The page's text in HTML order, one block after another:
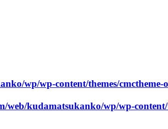
wp/wp-content/themes/cmctheme-
web/kudamatsukanko/wp/wp-